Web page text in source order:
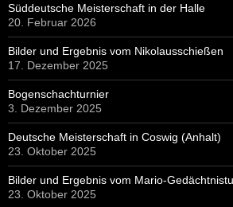
Süddeutsche Meisterschaft in der Halle
20. Februar 2026
Bilder und Ergebnis vom Nikolausschießen
17. Dezember 2025
Bogenschachturnier
3. Dezember 2025
Deutsche Meisterschaft in Coswig (Anhalt)
23. Oktober 2025
Bilder und Ergebnis vom Mario-
23. Oktober 2025